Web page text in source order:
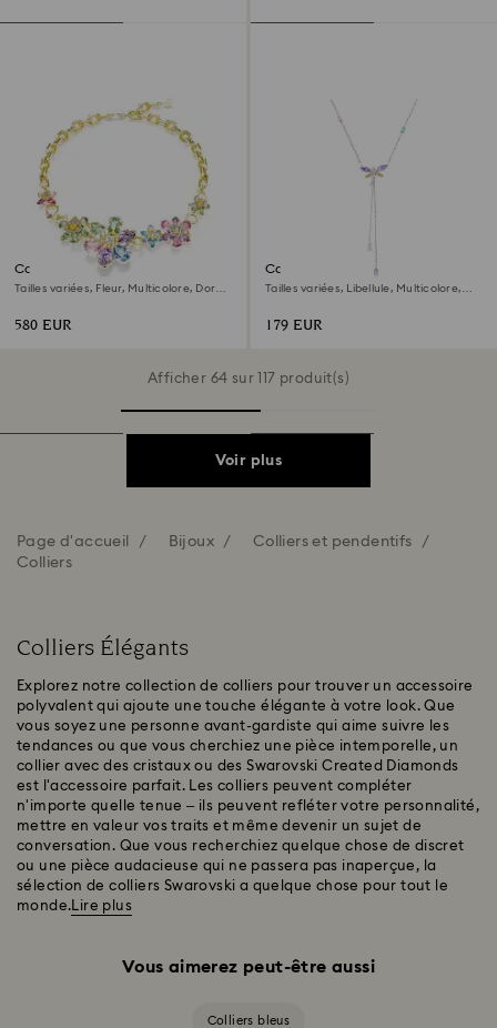
Collier Idyllia
Tailles variées, Fleur, Multicolore, Doré à
580 EUR
Collier en Y Ariana Grande x
Swarovski
Tailles variées, Libellule, Multicolore,
179 EUR
Afficher 64 sur 117 produit(s)
Voir plus
Page d'accueil Bijoux
Colliers et pendentifs
Colliers
Colliers Élégants
Explorez notre collection de colliers pour trouver un accessoire
polyvalent qui ajoute une touche élégante à votre look. Que
vous soyez une personne avant-gardiste qui aime suivre les
tendances ou que vous cherchiez une pièce intemporelle, un
collier avec des cristaux ou des Swarovski Created Diamonds
est l'accessoire parfait. Les colliers peuvent compléter
n'importe quelle tenue – ils peuvent refléter votre personnalité,
mettre en valeur vos traits et même devenir un sujet de
conversation. Que vous recherchiez quelque chose de discret
ou une pièce audacieuse qui ne passera pas inaperçue, la
sélection de colliers Swarovski a quelque chose pour tout le
monde.Lire plus
Vous aimerez peut-être aussi
Colliers bleus